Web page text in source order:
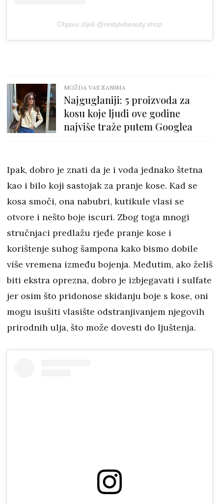
Objavu dijeli @restylebeauty.shop
MOŽDA VAS ZANIMA
Najguglaniji: 5 proizvoda za
kosu koje ljudi ove godine
najviše traže putem Googlea
Ipak, dobro je znati da je i voda jednako štetna
kao i bilo koji sastojak za pranje kose. Kad se
kosa smoči, ona nabubri, kutikule vlasi se
otvore i nešto boje iscuri. Zbog toga mnogi
stručnjaci predlažu rjeđe pranje kose i
korištenje suhog šampona kako bismo dobile
više vremena između bojenja. Međutim, ako želiš
biti ekstra oprezna, dobro je izbjegavati i sulfate
jer osim što pridonose skidanju boje s kose, oni
mogu isušiti vlasište odstranjivanjem njegovih
prirodnih ulja, što može dovesti do ljuštenja.